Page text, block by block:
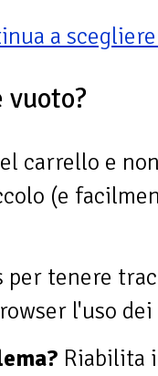
a
vuoto?
carrello e
(e
per tenere
l'uso
Riabilita